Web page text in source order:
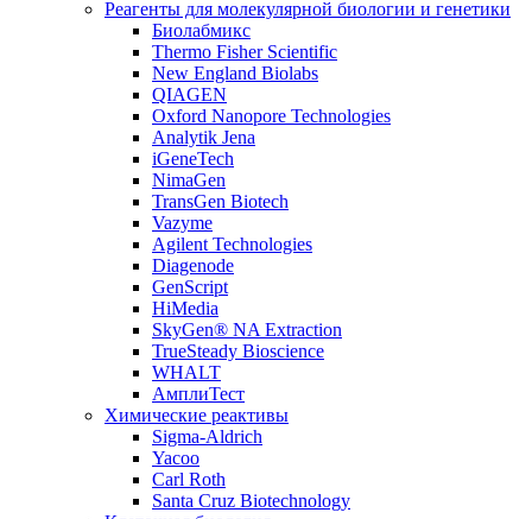
Реагенты для молекулярной биологии и генетики
Биолабмикс
Thermo Fisher Scientific
New England Biolabs
QIAGEN
Oxford Nanopore Technologies
Analytik Jena
iGeneTech
NimaGen
TransGen Biotech
Vazyme
Agilent Technologies
Diagenode
GenScript
HiMedia
SkyGen® NA Extraction
TrueSteady Bioscience
WHALT
АмплиТест
Химические реактивы
Sigma-Aldrich
Yacoo
Carl Roth
Santa Cruz Biotechnology